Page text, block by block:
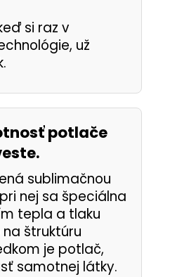
si raz v
už
potlače
sublimačnou
nej sa špeciálna
tepla a tlaku
štruktúru
je potlač,
samotnej látky.